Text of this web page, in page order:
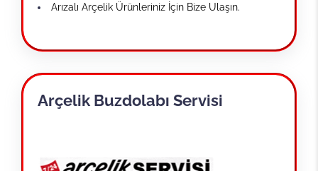
Arızalı Arçelik Ürünleriniz İçin Bize Ulaşın.
Arçelik Buzdolabı Servisi